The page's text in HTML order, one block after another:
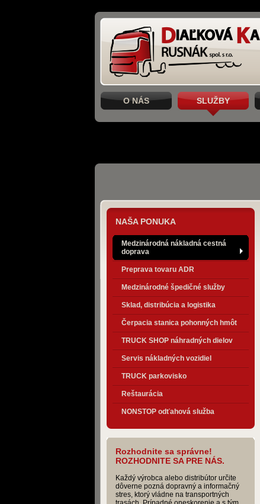
O NÁS SLUŽBY
NAŠA PONUKA
Medzinárodná nákladná cestná
doprava
Preprava tovaru ADR
Medzinárodné špedičné služby
Sklad, distribúcia a logistika
Čerpacia stanica pohonných hmôt
TRUCK SHOP náhradných dielov
Servis nákladných vozidiel
TRUCK parkovisko
Reštaurácia
NONSTOP odťahová služba
Rozhodnite sa správne!
ROZHODNITE SA PRE NÁS.
Každý výrobca alebo distribútor určite
dôverne pozná dopravný a informačný
stres, ktorý vládne na transportných